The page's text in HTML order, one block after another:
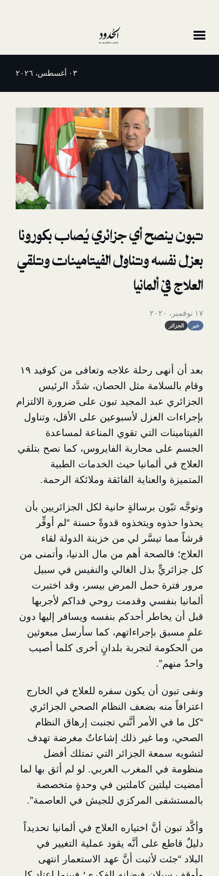
أي جزائري يُصاب بكورونا
وتناول الفيتامينات وتلقي
بعد أن أنهى رحلة علاجه وتعافى من كوفيد ١٩
مثل الحصان، شدَّد الرئيس
المجيد تبون على ضرورة الالتزام
لأسبوعين على الأقل، وتناول
التي تقوي المناعة لمساعدة
محاربة الفايروس، كما نصح بتلقي
ألمانيا حيث الخدمات الطبية
الفائقة وملائكة الرحمة.
برسالةٍ حانية لكل الجزائريين بأن
ويتخذوه قدوةً حسنة “لم أوفِّر
لي من خزينة الدولة لقاء
أهم من مال الدنيا، وأتمنى من
بذل الغالي والنفيس في سبيل
حمل المرض بيسر، وقد اختبرت
وقدمت روحي فداكم لأجربها
أحدكم بنفسه ويسافر إليها دون
كما سأرسل مبعوثين
لتجربة بلدانٍ أخرى كلما أصيب
أن يكون سفره للعلاج في الخارج
بضعف النظام الصحي الجزائري
أنَّني تجنبت إرهاق النظام
غير ذلك إشاعاتٌ مغرضة تهدف
الجزائر التي تمتلك أفضل
المغرب العربي. لو لم أثق بها لما
كاملتين في وحدةٍ متخصصة
المركزي للجيش في العاصمة”.
اختياره العلاج في ألمانيا تحديداً
على أنَّه يقود عملية التغيير في
لأثبت أنَّ عهد الاستعمار انتهى